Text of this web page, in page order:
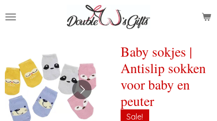
direct
hoofdinhoud
Baby sokjes |
Antislip sokken
voor baby en
peuter
Sale!